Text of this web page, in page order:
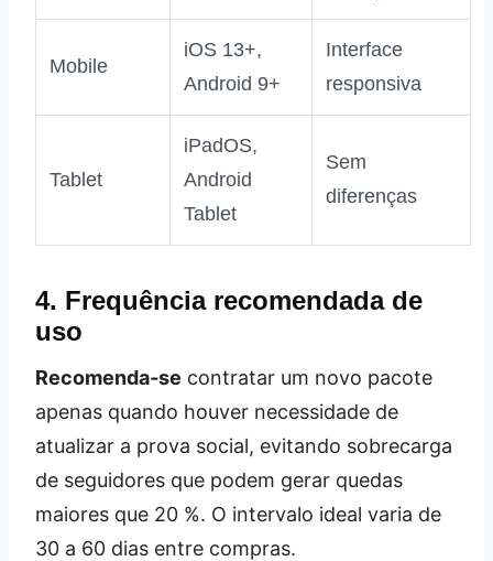
Mobile
iOS 13+,
Android 9+
Interface
responsiva
Tablet
iPadOS,
Android
Tablet
Sem
diferenças
4. Frequência recomendada de
uso
Recomenda‑se contratar um novo pacote
apenas quando houver necessidade de
atualizar a prova social, evitando sobrecarga
de seguidores que podem gerar quedas
maiores que 20 %. O intervalo ideal varia de
30 a 60 dias entre compras.